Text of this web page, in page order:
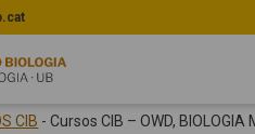
CIB -Cursos CIB – OWD, BIOLOGIA